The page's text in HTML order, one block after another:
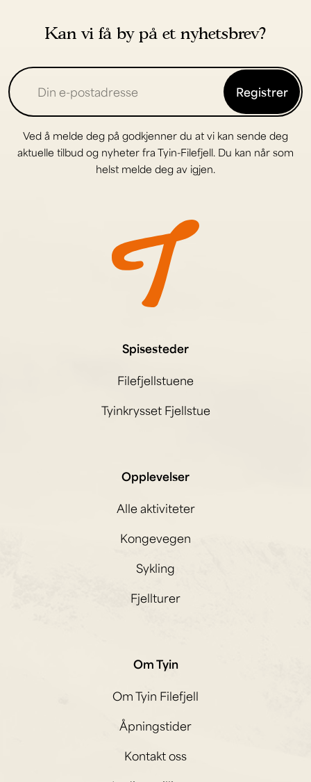
Kan vi få by på et nyhetsbrev?
Registrer
Ved å melde deg på godkjenner du at vi kan sende deg
aktuelle tilbud og nyheter fra Tyin-Filefjell. Du kan når som
helst melde deg av igjen.
Spisesteder
Filefjellstuene
Tyinkrysset Fjellstue
Opplevelser
Alle aktiviteter
Kongevegen
Sykling
Fjellturer
Om Tyin
Om Tyin Filefjell
Åpningstider
Kontakt oss